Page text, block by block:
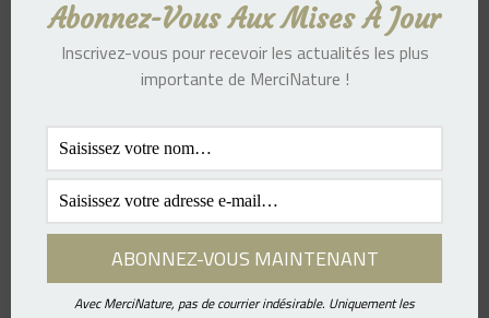
ÉTOLE MN – Arbre 2
ÉTOLE MN – Arbre
Abonnez-Vous Aux Mises À Jour
Inscrivez-vous pour recevoir les actualités les plus
importante de MerciNature !
Avec MerciNature, pas de courrier indésirable. Uniquement les